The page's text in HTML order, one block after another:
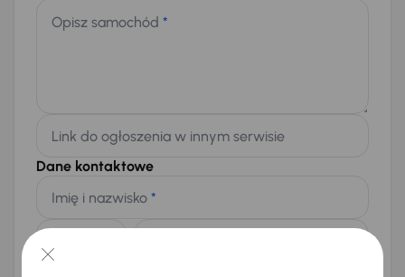
Opisz samochód *
Link do ogłoszenia w innym serwisie
Dane kontaktowe
Imię i nazwisko *